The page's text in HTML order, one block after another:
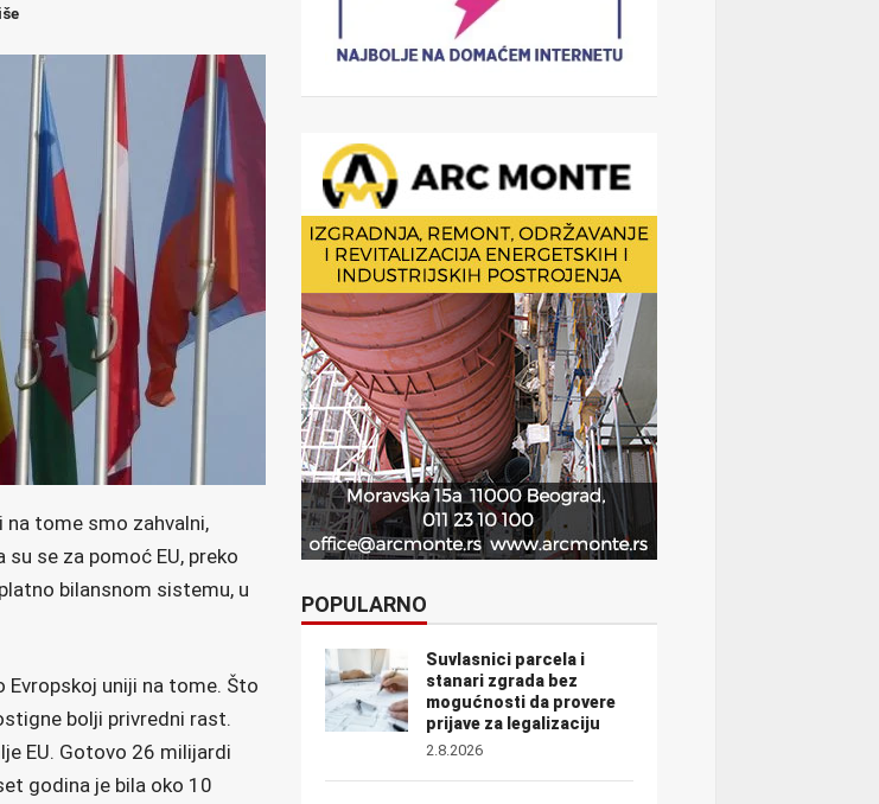
na tome smo zahvalni,
se za pomoć EU, preko
bilansnom sistemu, u
Evropskoj uniji na tome. Što
bolji privredni rast.
EU. Gotovo 26 milijardi
godina je bila oko 10
POPULARNO
Suvlasnici parcela i
stanari zgrada bez
mogućnosti da provere
prijave za legalizaciju
2.8.2026